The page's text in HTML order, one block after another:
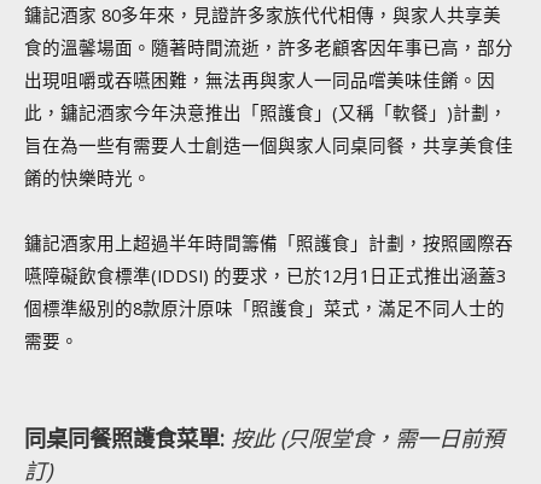
鏞記酒家 80多年來，見證許多家族代代相傳，與家人共享美
食的溫馨場面。隨著時間流逝，許多老顧客因年事已高，部分
出現咀嚼或吞嚥困難，無法再與家人一同品嚐美味佳餚。因
此，鏞記酒家今年決意推出「照護食」(又稱「軟餐」)計劃，
旨在為一些有需要人士創造一個與家人同桌同餐，共享美食佳
餚的快樂時光。
鏞記酒家用上超過半年時間籌備「照護食」計劃，按照國際吞
嚥障礙飲食標準(IDDSI) 的要求，已於12月1日正式推出涵蓋3
個標準級別的8款原汁原味「照護食」菜式，滿足不同人士的
需要。
同桌同餐照護食菜單: 按此 (只限堂食，需一日前預
訂)